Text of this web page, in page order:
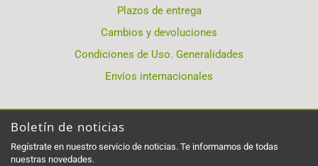
Plazos de entrega
Cambios y devoluciones
Condiciones de Uso. Generalidades
Envíos internacionales
Boletín de noticias
Regístrate en nuestro servicio de noticias. Te informamos de todas
nuestras novedades.